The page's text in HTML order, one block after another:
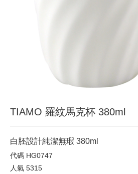
TIAMO 羅紋馬克杯 380ml
白胚設計純潔無瑕 380ml
代碼 HG0747
人氣 5315